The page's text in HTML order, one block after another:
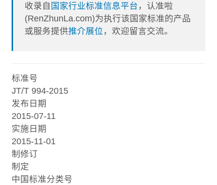
收录自 国家行业标准信息平台 ，认准啦
(RenZhunLa.com)为执行该国家标准的产品
或服务提供推介展位 ，欢迎留言交流。
标准号
JT/T 994-2015
发布日期
2015-07-11
实施日期
2015-11-01
制修订
制定
中国标准分类号